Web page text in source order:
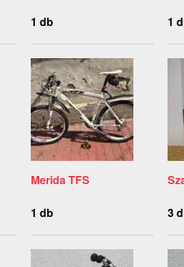
1 db 1
Merida TFS
1 db 3